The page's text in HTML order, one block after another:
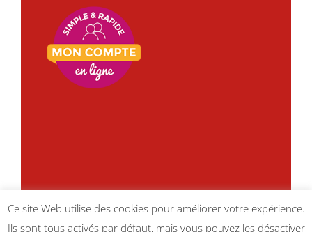
Ce site Web utilise des cookies pour améliorer votre expérience.
Ils sont tous activés par défaut, mais vous pouvez les désactiver